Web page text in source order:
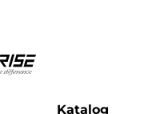
Katalog